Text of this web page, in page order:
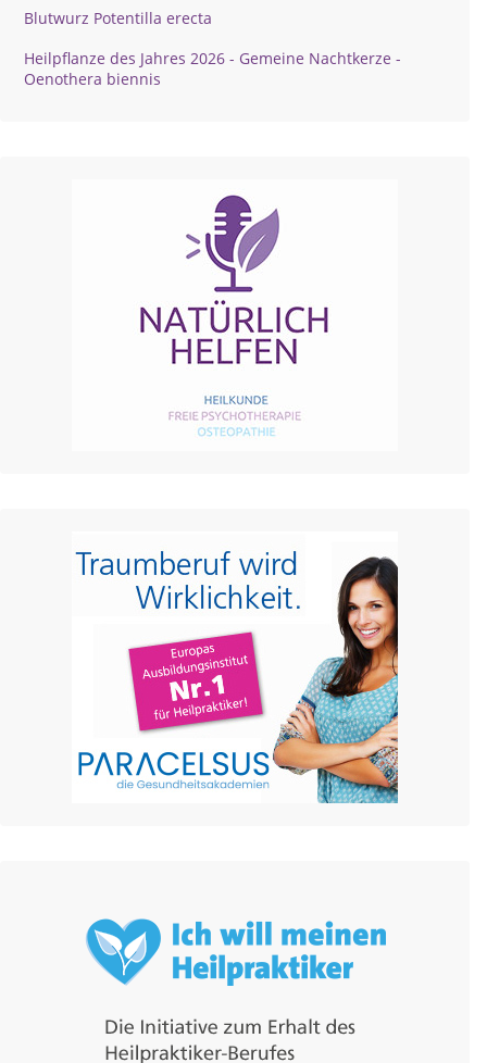
Blutwurz Potentilla erecta
Heilpflanze des Jahres 2026 - Gemeine Nachtkerze -
Oenothera biennis